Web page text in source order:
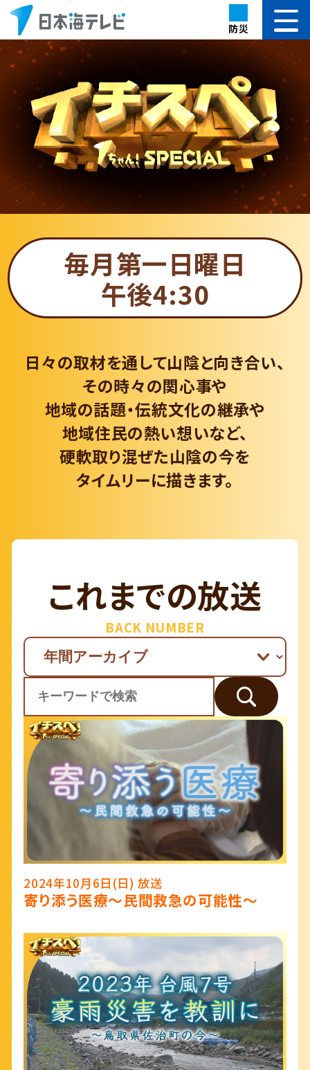
防災
毎月第一日曜日
午後4:30
日々の取材を通して山陰と向き合い、
その時々の関心事や
地域の話題・伝統文化の継承や
地域住民の熱い想いなど、
硬軟取り混ぜた山陰の今を
タイムリーに描きます。
これまでの放送
BACK NUMBER
2024年10月6日(日) 放送
寄り添う医療～民間救急の可能性～